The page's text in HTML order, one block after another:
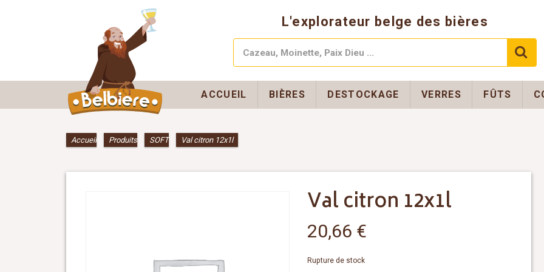
L'explorateur belge des bières
ACCUEIL BIÈRES DESTOCKAGE VERRES FÛTS
Accueil» Produits» SOFT» Val citron 12x1l
Val citron 12x1l
20,66 €
Rupture de stock